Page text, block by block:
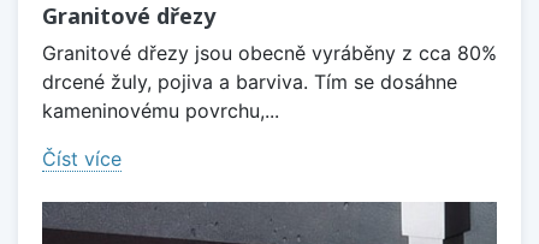
Granitové dřezy
Granitové dřezy jsou obecně vyráběny z cca 80%
drcené žuly, pojiva a barviva. Tím se dosáhne
kameninovému povrchu,...
Číst více